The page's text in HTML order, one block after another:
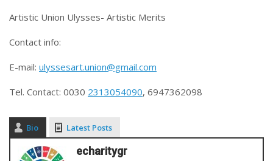
Artistic Union Ulysses- Artistic Merits
Contact info:
E-mail: ulyssesart.union@gmail.com
Tel. Contact: 0030 2313054090, 6947362098
Bio Latest Posts
echaritygr